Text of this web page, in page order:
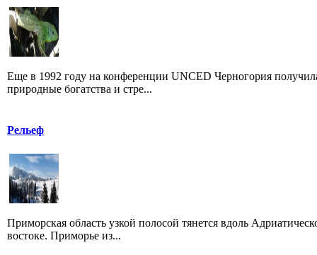
Еще в 1992 году на конференции UNCED Черногория
природные богатства и стре...
Рельеф
Приморская область узкой полосой тянется вдоль
востоке. Приморье из...